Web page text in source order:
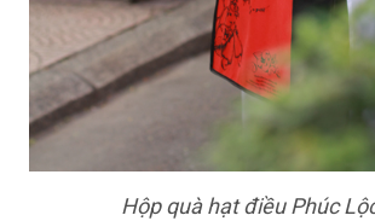
Hộp quà hạt điều Phúc